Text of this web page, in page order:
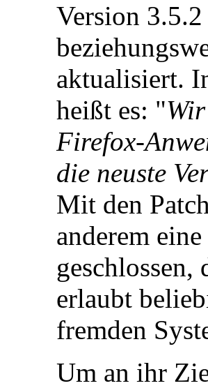
Version 3.5.2
aktualisiert.
heißt es: "
Firefox-
die neuste
Mit den
anderem
geschlossen,
erlaubt
fremden
Um an ihr